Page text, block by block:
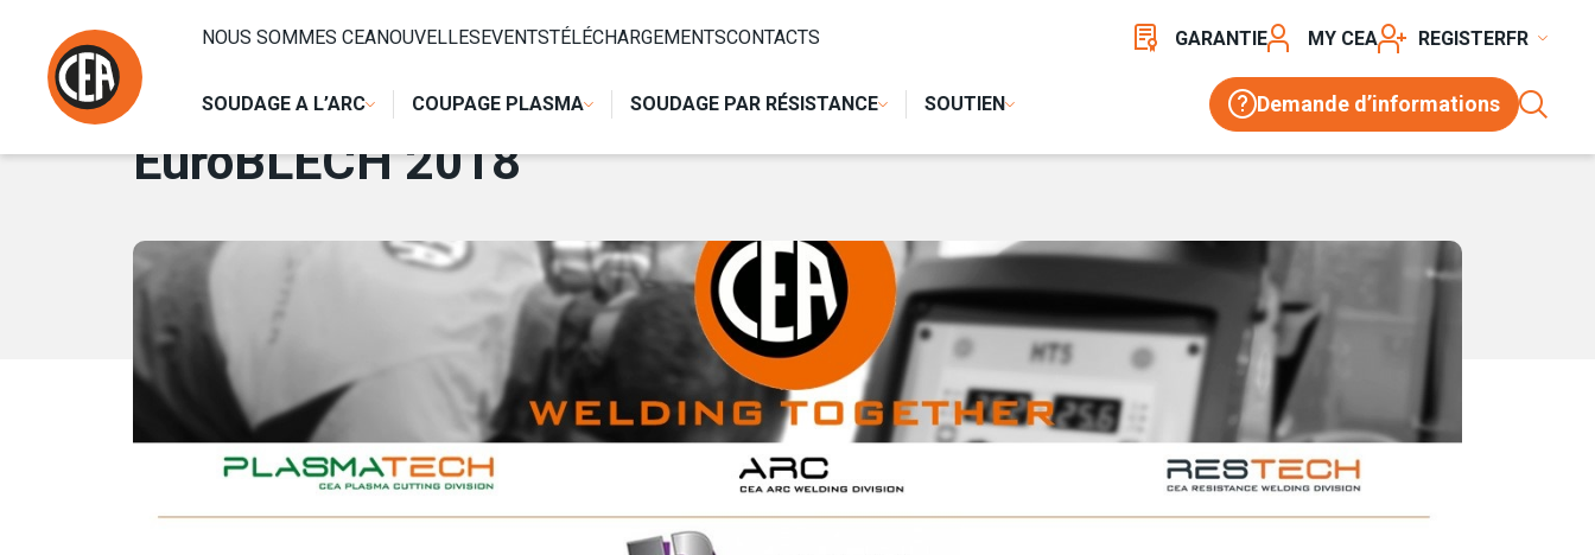
SOUDAGE A L’ARC COUPAGE PLASMA SOUDAGE PAR RÉSISTANCE SOUTIEN Demande d’informations
NOUS SOMMES CEANOUVELLESEVENTSTÉLÉCHARGEMENTSCONTACTS GARANTIE MY CEA REGISTER
18 OCTOBRE 2018
EuroBLECH 2018